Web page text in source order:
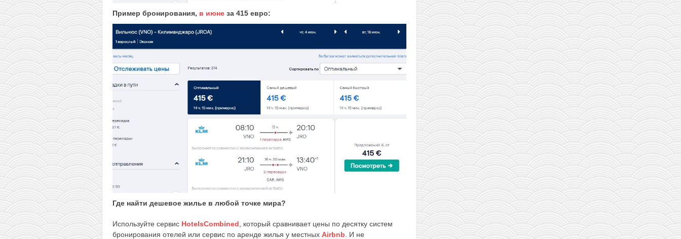
Пример бронирования, в июне за 415 евро:
Где найти дешевое жилье в любой точке мира?
Используйте сервис HotelsCombined , который сравнивает цены по десятку систем
бронирования отелей или сервис по аренде жилья у местных Airbnb . И не